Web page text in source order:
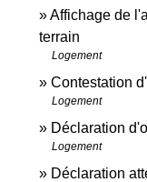
Affichage de
terrain
Logement
Contestation
Logement
Déclaration
Logement
Déclaration